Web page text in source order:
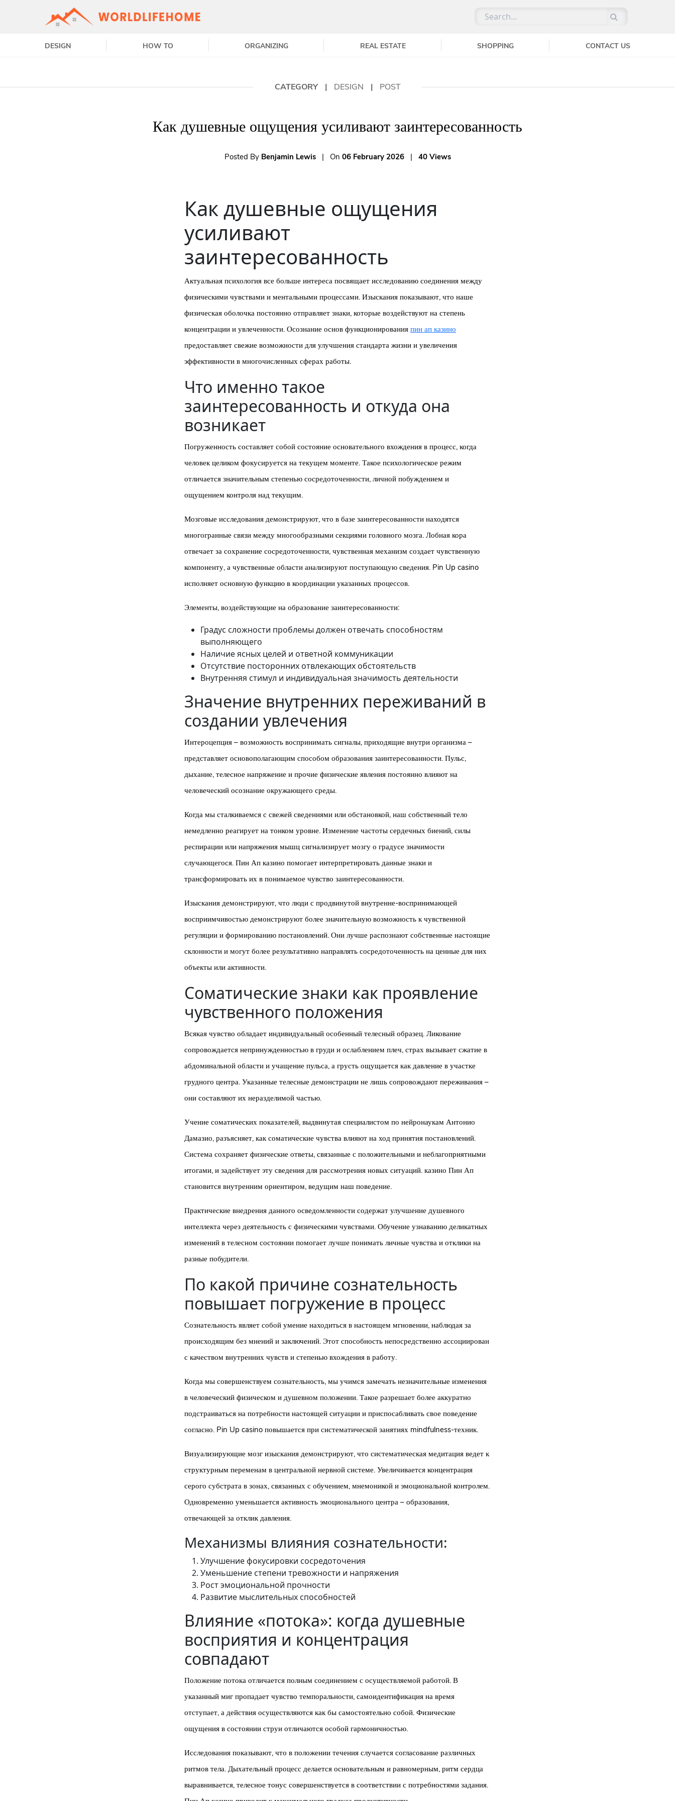
DESIGN HOW TO ORGANIZING REAL ESTATE SHOPPING CONTACT US
CATEGORY | DESIGN | POST
Как душевные ощущения усиливают заинтересованность
Posted By Benjamin Lewis | On 06 February 2026 | 40 Views
Как душевные ощущения
усиливают
заинтересованность
Актуальная психология все больше интереса посвящает исследованию соединения между
физическими чувствами и ментальными процессами. Изыскания показывают, что наше
физическая оболочка постоянно отправляет знаки, которые воздействуют на степень
концентрации и увлеченности. Осознание основ функционирования пин ап казино
предоставляет свежие возможности для улучшения стандарта жизни и увеличения
эффективности в многочисленных сферах работы.
Что именно такое
заинтересованность и откуда она
возникает
Погруженность составляет собой состояние основательного вхождения в процесс, когда
человек целиком фокусируется на текущем моменте. Такое психологическое режим
отличается значительным степенью сосредоточенности, личной побуждением и
ощущением контроля над текущим.
Мозговые исследования демонстрируют, что в базе заинтересованности находятся
многогранные связи между многообразными секциями головного мозга. Лобная кора
отвечает за сохранение сосредоточенности, чувственная механизм создает чувственную
компоненту, а чувственные области анализируют поступающую сведения. Pin Up casino
исполняет основную функцию в координации указанных процессов.
Элементы, воздействующие на образование заинтересованности:
Градус сложности проблемы должен отвечать способностям
выполняющего
Наличие ясных целей и ответной коммуникации
Отсутствие посторонних отвлекающих обстоятельств
Внутренняя стимул и индивидуальная значимость деятельности
Значение внутренних переживаний в
создании увлечения
Интероцепция – возможность воспринимать сигналы, приходящие внутри организма –
представляет основополагающим способом образования заинтересованности. Пульс,
дыхание, телесное напряжение и прочие физические явления постоянно влияют на
человеческий осознание окружающего среды.
Когда мы сталкиваемся с свежей сведениями или обстановкой, наш собственный тело
немедленно реагирует на тонком уровне. Изменение частоты сердечных биений, силы
респирации или напряжения мышц сигнализирует мозгу о градусе значимости
случающегося. Пин Ап казино помогает интерпретировать данные знаки и
трансформировать их в понимаемое чувство заинтересованности.
Изыскания демонстрируют, что люди с продвинутой внутренне-воспринимающей
восприимчивостью демонстрируют более значительную возможность к чувственной
регуляции и формированию постановлений. Они лучше распознают собственные настоящие
склонности и могут более результативно направлять сосредоточенность на ценные для них
объекты или активности.
Соматические знаки как проявление
чувственного положения
Всякая чувство обладает индивидуальный особенный телесный образец. Ликование
сопровождается непринужденностью в груди и ослаблением плеч, страх вызывает сжатие в
абдоминальной области и учащение пульса, а грусть ощущается как давление в участке
грудного центра. Указанные телесные демонстрации не лишь сопровождают переживания –
они составляют их неразделимой частью.
Учение соматических показателей, выдвинутая специалистом по нейронаукам Антонио
Дамазио, разъясняет, как соматические чувства влияют на ход принятия постановлений.
Система сохраняет физические ответы, связанные с положительными и неблагоприятными
итогами, и задействует эту сведения для рассмотрения новых ситуаций. казино Пин Ап
становится внутренним ориентиром, ведущим наш поведение.
Практические внедрения данного осведомленности содержат улучшение душевного
интеллекта через деятельность с физическими чувствами. Обучение узнаванию деликатных
изменений в телесном состоянии помогает лучше понимать личные чувства и отклики на
разные побудители.
По какой причине сознательность
повышает погружение в процесс
Сознательность являет собой умение находиться в настоящем мгновении, наблюдая за
происходящим без мнений и заключений. Этот способность непосредственно ассоциирован
с качеством внутренних чувств и степенью вхождения в работу.
Когда мы совершенствуем сознательность, мы учимся замечать незначительные изменения
в человеческий физическом и душевном положении. Такое разрешает более аккуратно
подстраиваться на потребности настоящей ситуации и приспосабливать свое поведение
согласно. Pin Up casino повышается при систематической занятиях mindfulness-техник.
Визуализирующие мозг изыскания демонстрируют, что систематическая медитация ведет к
структурным переменам в центральной нервной системе. Увеличивается концентрация
серого субстрата в зонах, связанных с обучением, мнемоникой и эмоциональной контролем.
Одновременно уменьшается активность эмоционального центра – образования,
отвечающей за отклик давления.
Механизмы влияния сознательности:
Улучшение фокусировки сосредоточения
Уменьшение степени тревожности и напряжения
Рост эмоциональной прочности
Развитие мыслительных способностей
Влияние «потока»: когда душевные
восприятия и концентрация
совпадают
Положение потока отличается полным соединением с осуществляемой работой. В
указанный миг пропадает чувство темпоральности, самоидентификация на время
отступает, а действия осуществляются как бы самостоятельно собой. Физические
ощущения в состоянии струи отличаются особой гармоничностью.
Исследования показывают, что в положении течения случается согласование различных
ритмов тела. Дыхательный процесс делается основательным и равномерным, ритм сердца
выравнивается, телесное тонус совершенствуется в соответствии с потребностями задания.